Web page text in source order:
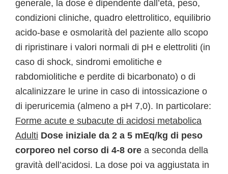
generale, la dose è dipendente dall’età, peso,
condizioni cliniche, quadro elettrolitico, equilibrio
acido-base e osmolarità del paziente allo scopo
di ripristinare i valori normali di pH e elettroliti (in
caso di shock, sindromi emolitiche e
rabdomiolitiche e perdite di bicarbonato) o di
alcalinizzare le urine in caso di intossicazione o
di iperuricemia (almeno a pH 7,0). In particolare:
Forme acute e subacute di acidosi metabolica
Adulti Dose iniziale da 2 a 5 mEq/kg di peso
corporeo nel corso di 4-8 ore a seconda della
gravità dell’acidosi. La dose poi va aggiustata in